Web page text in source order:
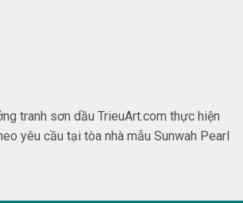
tranh sơn dầu TrieuArt.com thực hiện
yêu cầu tại tòa nhà mẫu Sunwah Pearl